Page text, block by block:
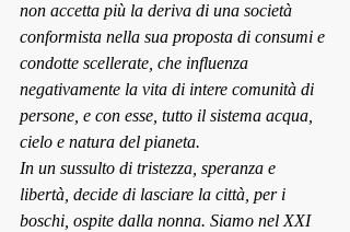
non accetta più la deriva di una società
conformista nella sua proposta di consumi e
condotte scellerate, che influenza
negativamente la vita di intere comunità di
persone, e con esse, tutto il sistema acqua,
cielo e natura del pianeta.
In un sussulto di tristezza, speranza e
libertà, decide di lasciare la città, per i
boschi, ospite dalla nonna. Siamo nel XXI